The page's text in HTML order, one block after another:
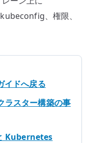
、権限、
イドへ戻る
スター構築の事
Kubernetes